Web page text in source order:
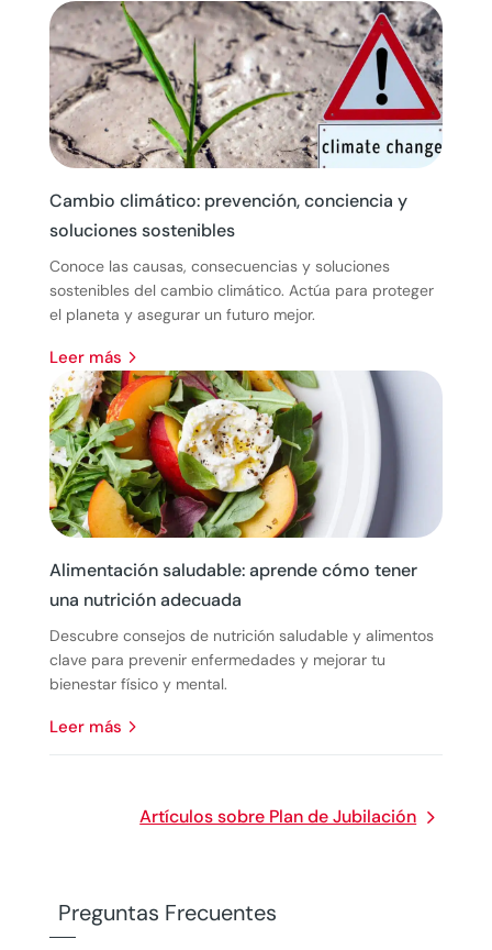
Cambio climático: prevención, conciencia y
soluciones sostenibles
Conoce las causas, consecuencias y soluciones
sostenibles del cambio climático. Actúa para proteger
el planeta y asegurar un futuro mejor.
leer más
Alimentación saludable: aprende cómo tener
una nutrición adecuada
Descubre consejos de nutrición saludable y alimentos
clave para prevenir enfermedades y mejorar tu
bienestar físico y mental.
leer más
Artículos sobre Plan de Jubilación
Preguntas Frecuentes